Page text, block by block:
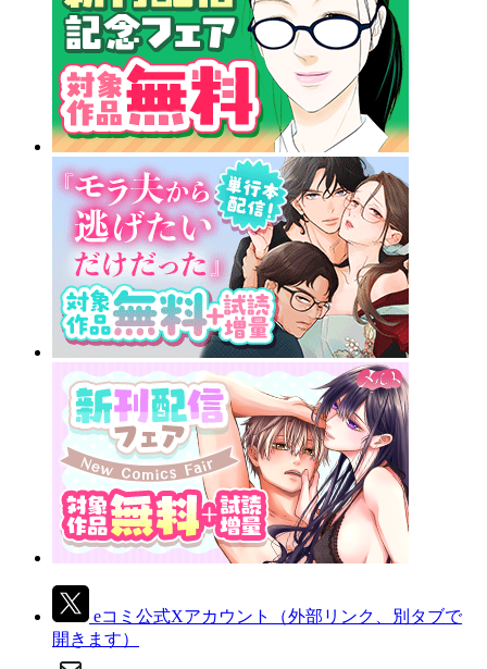
eコミ公式Xアカウント
（外部リンク、別タブで
開きます）